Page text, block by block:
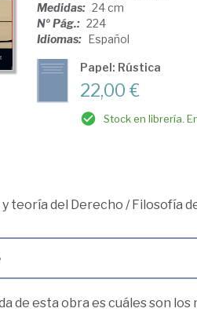
Medidas: 24 cm
Nº Pág.: 224
Idiomas: Español
Papel: Rústica
22,00 €
Stock en librería.
y teoría del Derecho / Filosofía
de esta obra es cuáles son